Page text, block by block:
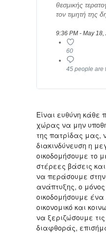
θεσμικής
τον τιμητή της
9:36 PM - May 18,
60
45 people are
Είναι ευθύνη κάθε
χώρας να μην
της πατρίδας μας,
διακινδύνευση η
οικοδομήσουμε το
στέρεες βάσεις
να περάσουμε στην
ανάπτυξης, ο
οικοδομήσουμε
οικονομικό και
να ξεριζώσουμε
διαφθοράς,